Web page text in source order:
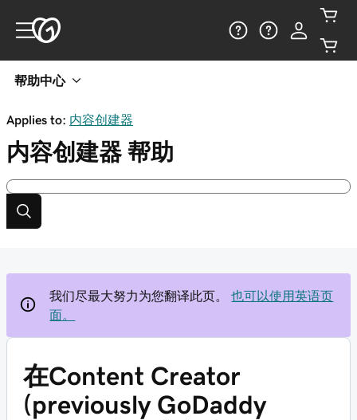
帮助中心
Applies to: 内容创建器
内容创建器 帮助
我们尽最大努力为您翻译此页。
也可以使用英语页
面。
在Content Creator
(previously GoDaddy